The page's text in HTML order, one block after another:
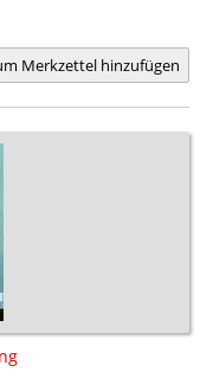
Merkzettel hinzufügen